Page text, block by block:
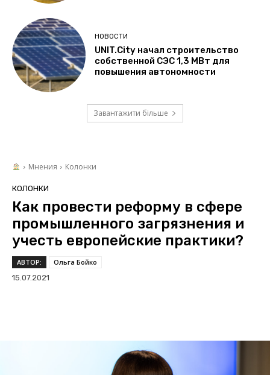
НОВОСТИ
UNIT.City начал строительство
собственной СЭС 1,3 МВт для
повышения автономности
Завантажити більше